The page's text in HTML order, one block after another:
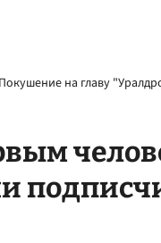
Покушение на главу